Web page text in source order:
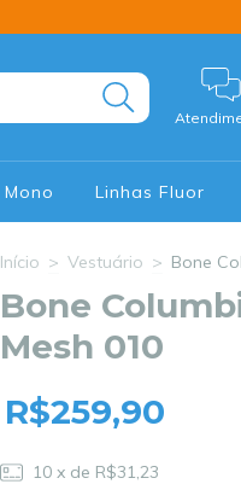
Linhas Fluor
Início > Vestuário > Bone
Bone
Mesh 010
R$259,90
10 x de R$31,23